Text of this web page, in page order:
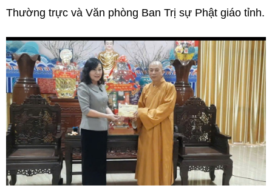
Thường trực và Văn phòng Ban Trị sự Phật giáo tỉnh.